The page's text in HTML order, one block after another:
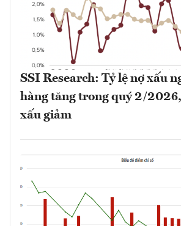
SSI Research: Tỷ lệ nợ xấu
hàng tăng trong quý 2/
xấu giảm